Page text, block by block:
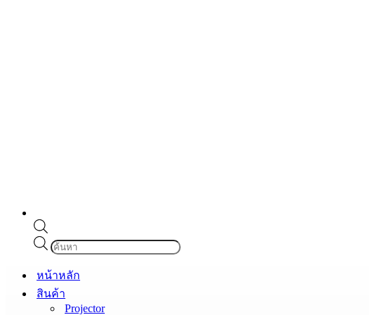
Products
search
หน้าหลัก
สินค้า
Projector